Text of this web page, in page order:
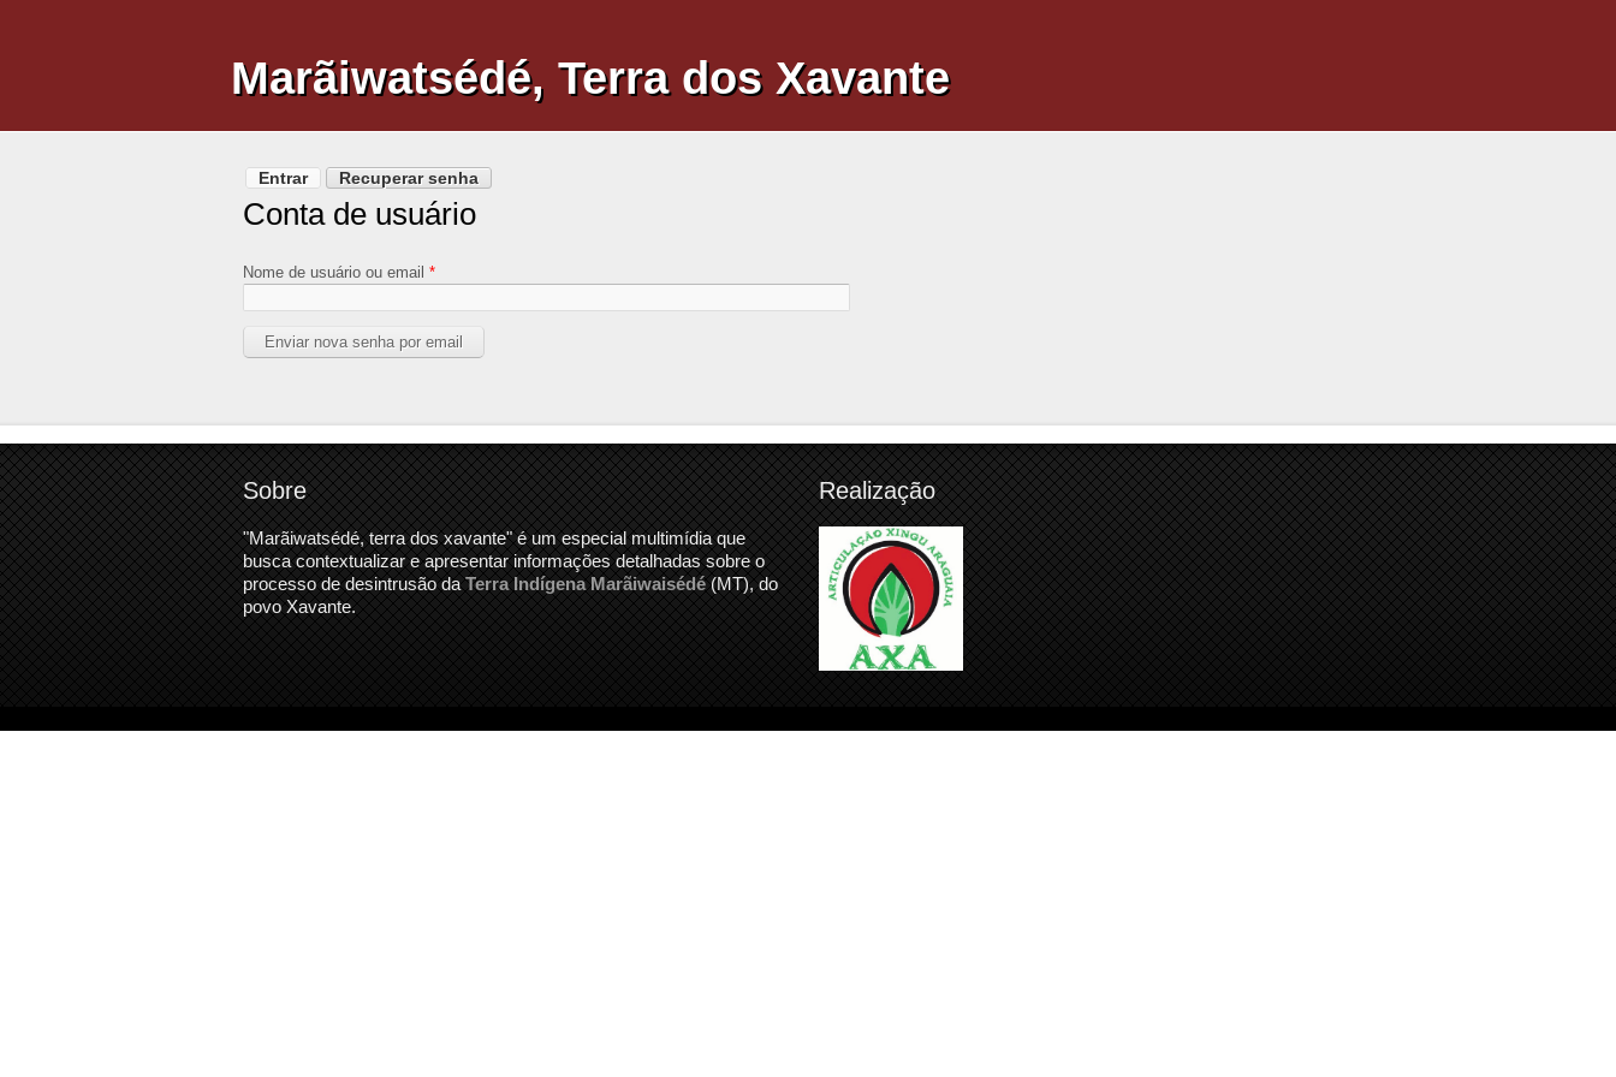
Marãiwatsédé, Terra dos Xavante
Abas primárias
Entrar Recuperar senha
Conta de usuário
Nome de usuário ou email *
Sobre
"Marãiwatsédé, terra dos xavante" é um especial multimídia que
busca contextualizar e apresentar informações detalhadas sobre o
processo de desintrusão da Terra Indígena Marãiwaisédé (MT), do
povo Xavante.
Realização